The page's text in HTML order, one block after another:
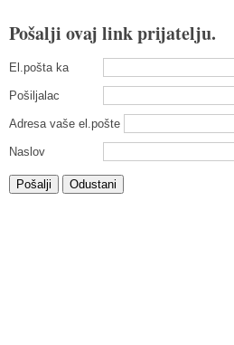
Pošalji ovaj link prijatelju.
El.pošta ka
Pošiljalac
Adresa vaše el.pošte
Naslov
Pošalji Odustani